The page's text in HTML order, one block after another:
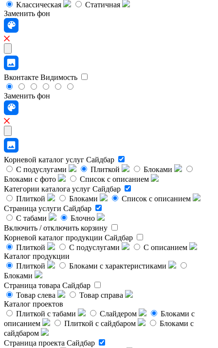
Классическая
Статичная
Заменить фон
Вконтакте Видимость
Заменить фон
Корневой каталог услуг Сайдбар
С подуслугами
Плиткой
Блоками
Блоками с фото
Список с описанием
Категории каталога услуг Сайдбар
Плиткой
Блоками
Список с описанием
Страница услуги Сайдбар
С табами
Блочно
Включить / отключить корзину
Корневой каталог продукции Сайдбар
Плиткой
С подуслугами
С описанием
Каталог продукции
Плиткой
Блоками с характеристиками
Блоками
Страница товара Сайдбар
Товар слева
Товар справа
Каталог проектов
Плиткой с табами
Слайдером
Блоками с
описанием
Плиткой с сайдбаром
Блоками с
сайдбаром
Страница проекта Сайдбар